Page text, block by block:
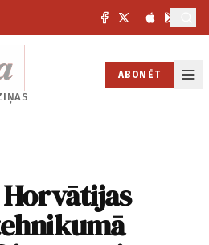
ABONĒT